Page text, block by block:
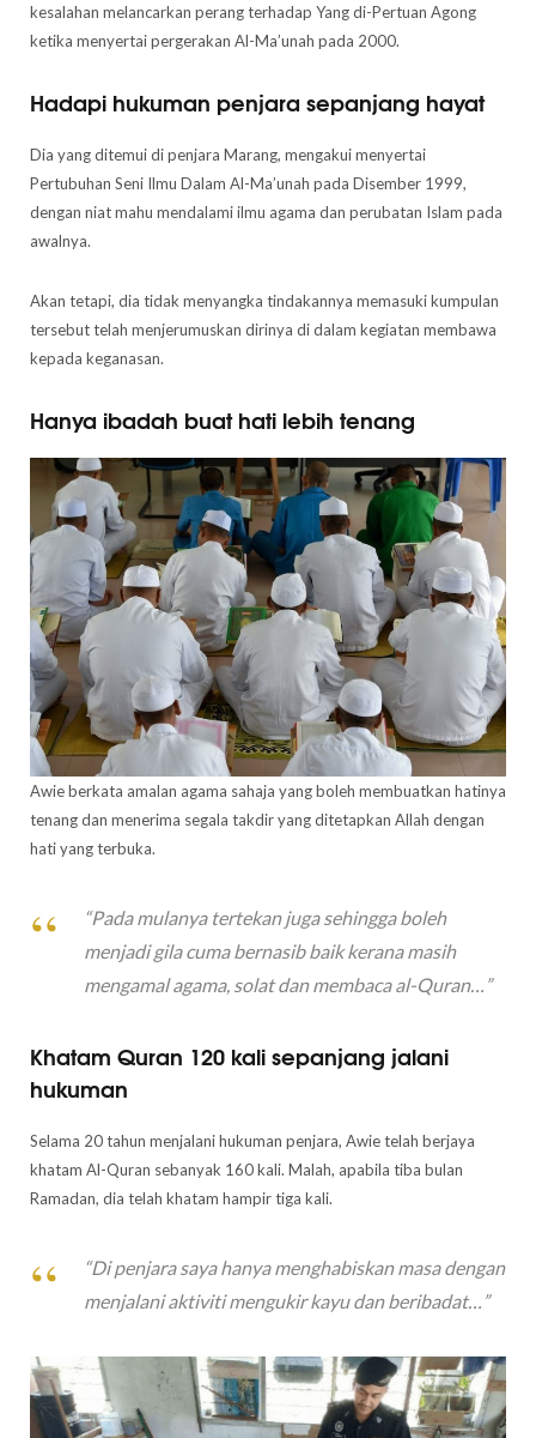
kesalahan melancarkan perang terhadap Yang di-Pertuan Agong
ketika menyertai pergerakan Al-Ma’unah pada 2000.
Hadapi hukuman penjara sepanjang hayat
Dia yang ditemui di penjara Marang, mengakui menyertai
Pertubuhan Seni Ilmu Dalam Al-Ma’unah pada Disember 1999,
dengan niat mahu mendalami ilmu agama dan perubatan Islam pada
awalnya.
Akan tetapi, dia tidak menyangka tindakannya memasuki kumpulan
tersebut telah menjerumuskan dirinya di dalam kegiatan membawa
kepada keganasan.
Hanya ibadah buat hati lebih tenang
Awie berkata amalan agama sahaja yang boleh membuatkan hatinya
tenang dan menerima segala takdir yang ditetapkan Allah dengan
hati yang terbuka.
“Pada mulanya tertekan juga sehingga boleh
menjadi gila cuma bernasib baik kerana masih
mengamal agama, solat dan membaca al-Quran…”
Khatam Quran 120 kali sepanjang jalani
hukuman
Selama 20 tahun menjalani hukuman penjara, Awie telah berjaya
khatam Al-Quran sebanyak 160 kali. Malah, apabila tiba bulan
Ramadan, dia telah khatam hampir tiga kali.
“Di penjara saya hanya menghabiskan masa dengan
menjalani aktiviti mengukir kayu dan beribadat…”